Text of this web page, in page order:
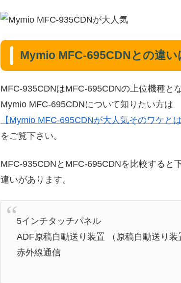
Mymio MFC-695CDNとの違い
MFC-935CDNはMFC-695CDNの上位機種と
Mymio MFC-695CDNについて知りたい方は
【Mymio MFC-695CDNが大人気そのワケとは
をご覧下さい。
MFC-935CDNとMFC-695CDNを比較すると
違いがあります。
5インチタッチパネル
ADF原稿自動送り装置 （原稿自動送り装
赤外線通信